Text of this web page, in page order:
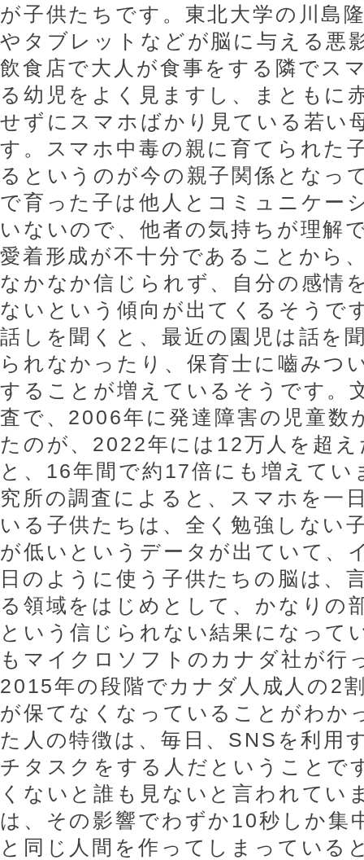
が子供たちです。東北大学の川島
やタブレットなどが脳に与える悪
飲食店で大人が食事をする隣でス
る幼児をよく見ますし、まともに
せずにスマホばかり見ている若い
す。スマホ中毒の親に育てられた
るというのが今の親子関係となっ
で育った子は他人とコミュニケー
いないので、他者の気持ちが理解
愛着形成が不十分であることから
なかなか信じられず、自分の感情
ないという傾向が出てくるそうで
話しを聞くと、最近の園児は話を
られなかったり、保育士に嚙みつ
することが増えているそうです。
査で、2006年に発達障害の児童数
たのが、2022年には12万人を超
と、16年間で約17倍にも増えてい
究所の調査によると、スマホを一
いる子供たちは、全く勉強しない
が低いというデータが出ていて、
日のように使う子供たちの脳は、
る領域をはじめとして、かなりの
という信じられない結果になって
もマイクロソフトのカナダ社が行
2015年の段階でカナダ人成人の2
が保てなくなっていることがわか
た人の特徴は、毎日、SNSを利用
チタスクをする人だということで
くないと誰も見ないと言われてい
は、その影響でわずか10秒しか集
と同じ人間を作ってしまっている